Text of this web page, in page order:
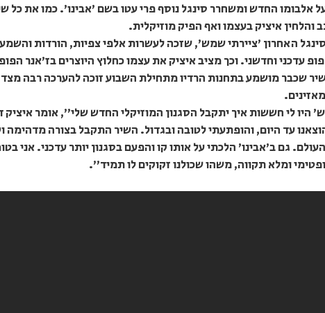
אלבומו החדש ומשחרר סינגל נוסף פרי עטו בשם 'אבינו'. כמו את כל
והלחין איציק בעצמו ואף הפיק מוזיקלית.
האחרון 'ציירתי שמש', שזכה לעשרות אלפי צפיות, הורדות
עדכני וחדשני. וכך מציב איציק את עצמו כחלוץ היוצרים בז'אנר
שכבר מושמע בתחנות הרדיו מתחילת השבוע זוכה להערכה רבה
לי חששות איך יתקבל הסגנון המוזיקלי החדש שלי", אומר איציק
עד היום, והופתעתי לטובה ובגדול. השיר התקבל בצורה מדהימה
גם ב'אבינו' הלכתי על אותו קו והפעם בסגנון יותר עדכני. אני
ומלא תקווה, משהו שכולנו זקוקים לו תמיד".